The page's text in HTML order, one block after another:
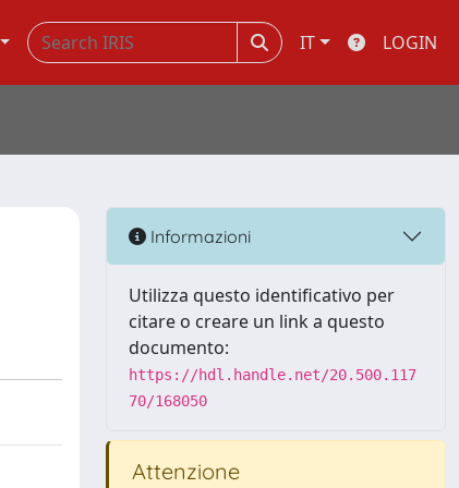
IT LOGIN
Informazioni
Utilizza questo identificativo per
citare o creare un link a questo
documento:
https://hdl.handle.net/20.500.117
70/168050
Attenzione